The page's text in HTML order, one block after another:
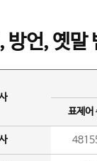
방언, 옛말
표제어